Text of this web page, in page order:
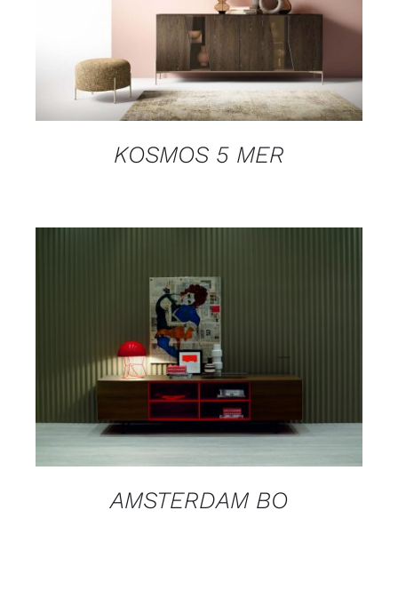
DETAILS
KOSMOS 5 MER
DETAILS
AMSTERDAM BO